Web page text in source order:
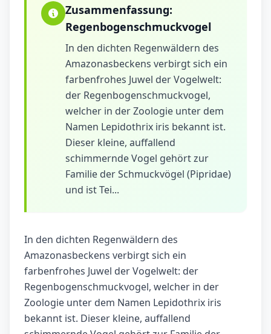
Zusammenfassung:
Regenbogenschmuckvogel
In den dichten Regenwäldern des
Amazonasbeckens verbirgt sich ein
farbenfrohes Juwel der Vogelwelt:
der Regenbogenschmuckvogel,
welcher in der Zoologie unter dem
Namen Lepidothrix iris bekannt ist.
Dieser kleine, auffallend
schimmernde Vogel gehört zur
Familie der Schmuckvögel (Pipridae)
und ist Tei...
In den dichten Regenwäldern des
Amazonasbeckens verbirgt sich ein
farbenfrohes Juwel der Vogelwelt: der
Regenbogenschmuckvogel, welcher in der
Zoologie unter dem Namen Lepidothrix iris
bekannt ist. Dieser kleine, auffallend